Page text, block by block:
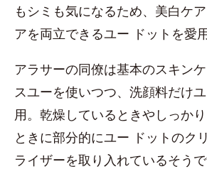
もシミも気になるため、美白ケ
アを両立できるユー ドットを愛
アラサーの同僚は基本のスキン
スユーを使いつつ、洗顔料だけ
用。乾燥しているときやしっか
ときに部分的にユー ドットのク
ライザーを取り入れているそうで